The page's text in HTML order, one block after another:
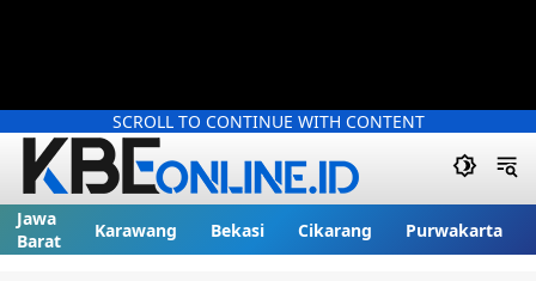
SCROLL TO CONTINUE WITH CONTENT
Jawa
Barat
Karawang Bekasi Cikarang Purwakarta